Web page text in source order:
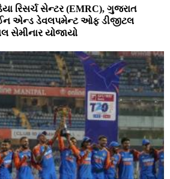
રિસર્ચ સેન્ટર (EMRC), ગુજરાત
એન્ડ ડેવલપમેન્ટ ઓફ ડીજીટલ
સેમીનાર યોજાયો